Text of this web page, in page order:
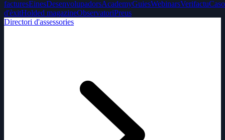
facturesEinesDesenvolupadorsAcademyGuiesWebinarsVerifactu
d'èxitHolded magazineObservatoriPreus
Directori d'assessories